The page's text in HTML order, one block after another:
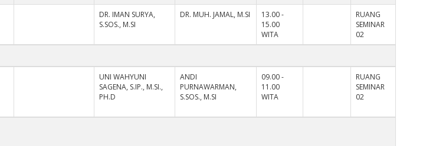
DR. IMAN SURYA,
S.SOS., M.SI
DR. MUH. JAMAL, M.SI
13.00 -
15.00
WITA
RUANG
SEMINAR
02
UNI WAHYUNI
SAGENA, S.IP., M.SI.,
PH.D
ANDI
PURNAWARMAN,
S.SOS., M.SI
09.00 -
11.00
WITA
RUANG
SEMINAR
02